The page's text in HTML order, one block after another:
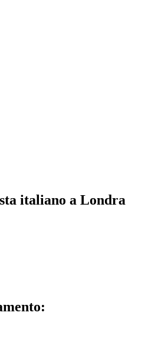
italiano a Londra